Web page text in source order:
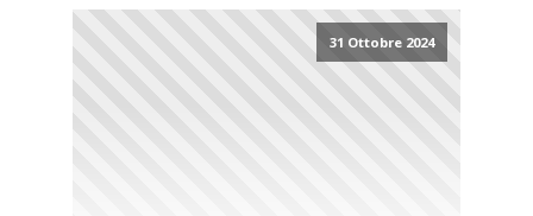
31 Ottobre 2024